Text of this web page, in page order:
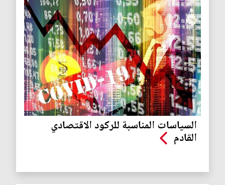
السياسات المناسبة للركود الاقتصادي
القادم